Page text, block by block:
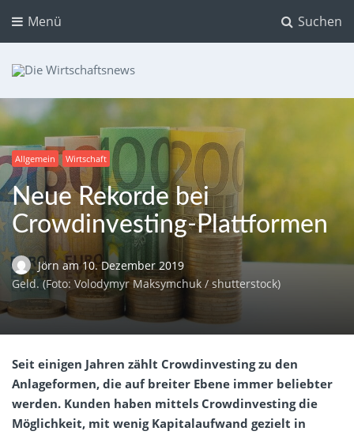
Suchen
Menü
Dein Ratgeber für Aktien und Kryptowährungen
Allgemein Wirtschaft
Neue Rekorde bei
Crowdinvesting-Plattformen
Jörn am 10. Dezember 2019
Geld. (Foto: Volodymyr Maksymchuk / shutterstock)
Seit einigen Jahren zählt Crowdinvesting zu den
Anlageformen, die auf breiter Ebene immer beliebter
werden. Kunden haben mittels Crowdinvesting die
Möglichkeit, mit wenig Kapitalaufwand gezielt in